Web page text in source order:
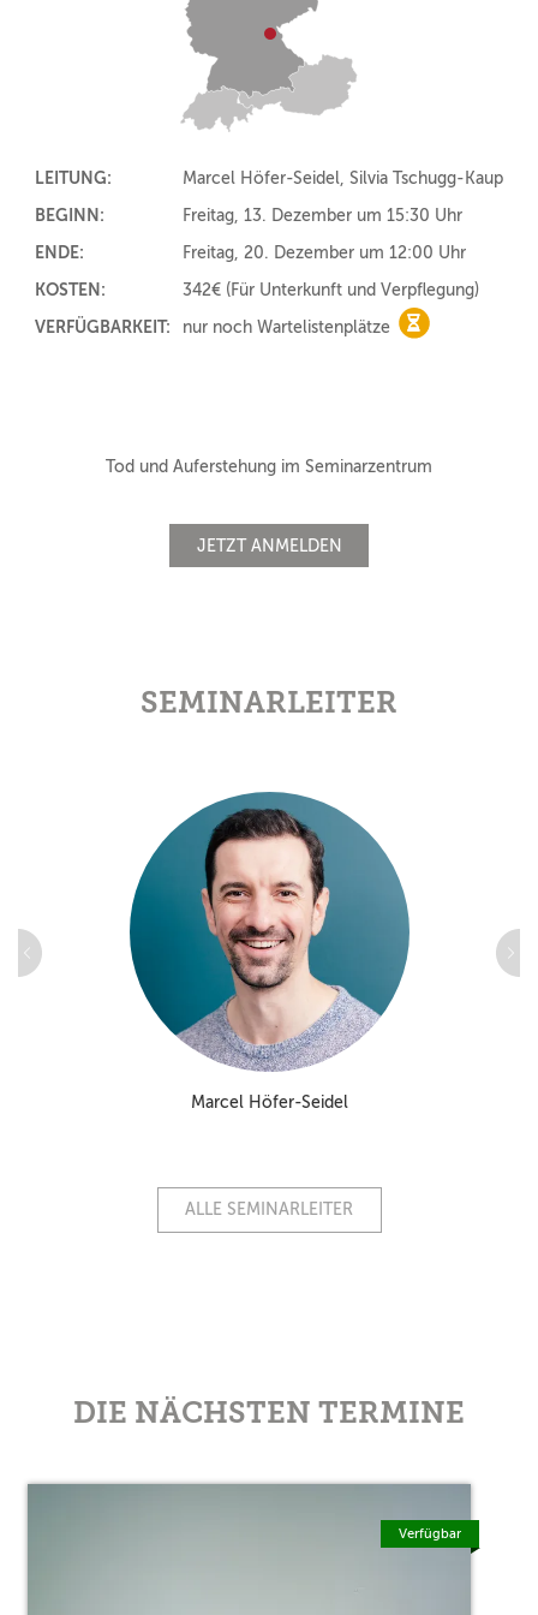
LEITUNG:
Marcel Höfer-Seidel, Silvia Tschugg-Kaup
BEGINN:
Freitag, 13. Dezember um 15:30 Uhr
ENDE:
Freitag, 20. Dezember um 12:00 Uhr
KOSTEN:
342€ (Für Unterkunft und Verpflegung)
VERFÜGBARKEIT:
nur noch Wartelistenplätze nur noch
Tod und Auferstehung im Seminarzentrum
JETZT ANMELDEN
SEMINARLEITER
Marcel Höfer-Seidel
ALLE SEMINARLEITER
DIE NÄCHSTEN TERMINE
Verfügbar